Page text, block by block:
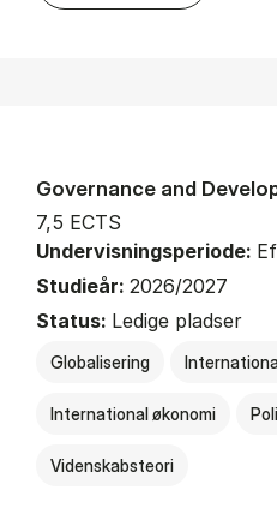
Governance and
7,5 ECTS
Undervisningsperiode:
Studieår: 2026/2027
Status: Ledige pladser
Globalisering
International økonomi
Videnskabsteori